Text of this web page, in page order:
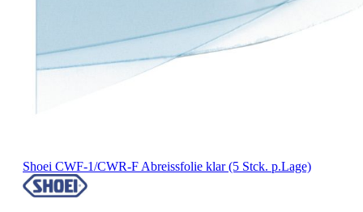
Shoei CWF-1/CWR-F Abreissfolie klar (5 Stck. p.Lage)